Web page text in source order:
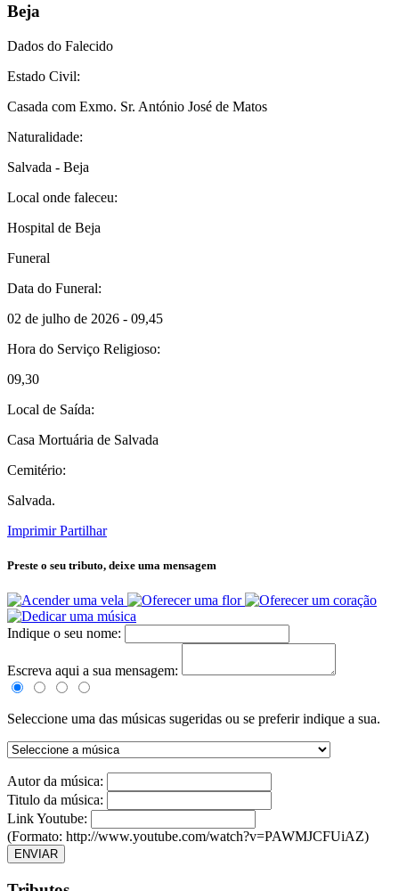
Beja
Dados do Falecido
Estado Civil:
Casada com Exmo. Sr. António José de Matos
Naturalidade:
Salvada - Beja
Local onde faleceu:
Hospital de Beja
Funeral
Data do Funeral:
02 de julho de 2026 - 09,45
Hora do Serviço Religioso:
09,30
Local de Saída:
Casa Mortuária de Salvada
Cemitério:
Salvada.
Imprimir Partilhar
Preste o seu tributo, deixe uma mensagem
Indique o seu nome:
Escreva aqui a sua mensagem:
Seleccione uma das músicas sugeridas ou se preferir indique a sua.
Autor da música:
Titulo da música:
Link Youtube:
(Formato: http://www.youtube.com/watch?v=PAWMJCFUiAZ)
ENVIAR